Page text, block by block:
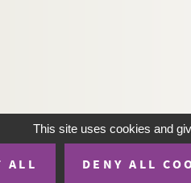
This site uses cookies and
ALL DENY ALL